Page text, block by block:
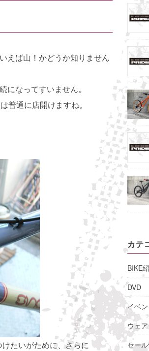
えば山！かどうか知りません
なってすいません。
普通に店開けますね。
たいがために、さらに
カテ
BIKE
DVD
イベン
ウェア
セー